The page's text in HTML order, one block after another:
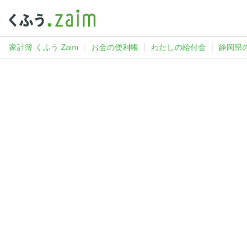
家計簿 くふう Zaim お金の便利帳 わたしの給付金 静岡県